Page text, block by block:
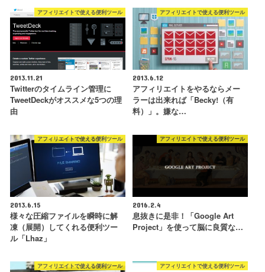
アフィリエイトで使える便利ツール
2013.11.21
Twitterのタイムライン管理に
TweetDeckがオススメな5つの理
由
アフィリエイトで使える便利ツール
2013.6.12
アフィリエイトをやるならメー
ラーは出来れば「Becky!（有
料）」。嫌な…
アフィリエイトで使える便利ツール
2013.6.15
様々な圧縮ファイルを瞬時に解
凍（展開）してくれる便利ツー
ル「Lhaz」
アフィリエイトで使える便利ツール
2016.2.4
息抜きに是非！「Google Art
Project」を使って脳に良質な…
アフィリエイトで使える便利ツール アフィリエイトで使える便利ツール